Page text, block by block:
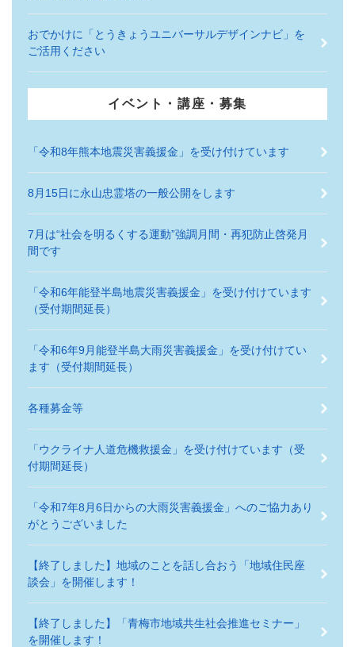
おでかけに「とうきょうユニバーサルデザインナビ」を
ご活用ください
イベント・講座・募集
「令和8年熊本地震災害義援金」を受け付けています
8月15日に永山忠霊塔の一般公開をします
7月は“社会を明るくする運動”強調月間・再犯防止啓発月
間です
「令和6年能登半島地震災害義援金」を受け付けています
（受付期間延長）
「令和6年9月能登半島大雨災害義援金」を受け付けてい
ます（受付期間延長）
各種募金等
「ウクライナ人道危機救援金」を受け付けています（受
付期間延長）
「令和7年8月6日からの大雨災害義援金」へのご協力あり
がとうございました
【終了しました】地域のことを話し合おう「地域住民座
談会」を開催します！
【終了しました】「青梅市地域共生社会推進セミナー」
を開催します！